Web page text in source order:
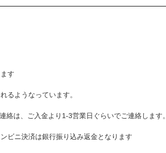
す
るようなっています。
は、ご入金より1-3営業日ぐらいでご連絡します。
ビニ決済は銀行振り込み返金となります